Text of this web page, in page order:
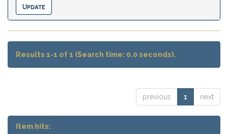
Results 1-1 of 1 (Search time: 0.0 seconds).
previous 1 next
Item hits: